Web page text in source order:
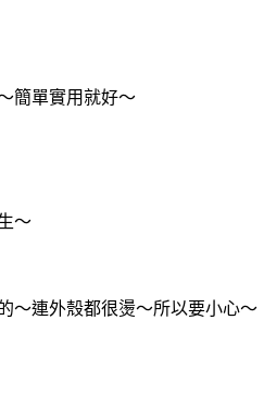
簡單實用就好～
～
～連外殼都很燙～所以要小心～